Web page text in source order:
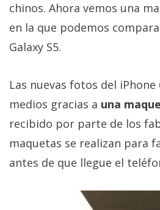
+
Más
temas
Sorteos
Foros
Contacto
chinos. Ahora vemos una
en la que podemos
Galaxy S5.
Las nuevas fotos del iPhone
medios gracias a una
recibido por parte de los
maquetas se realizan para
antes de que llegue el